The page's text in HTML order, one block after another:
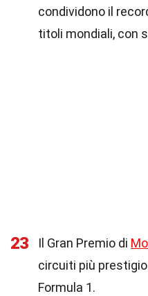
condividono il
titoli mondiali, con
23 Il Gran Premio di
circuiti più
Formula 1.